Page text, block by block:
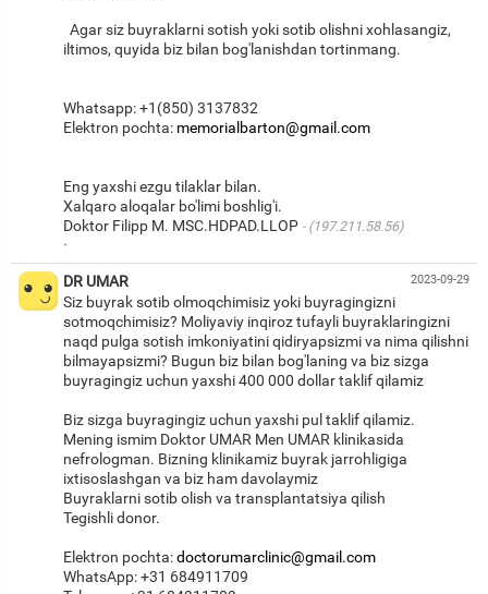
Agar siz buyraklarni sotish yoki sotib olishni xohlasangiz,
iltimos, quyida biz bilan bog'lanishdan tortinmang.
Whatsapp: +1(850) 3137832
Elektron pochta: memorialbarton@gmail.com
Eng yaxshi ezgu tilaklar bilan.
Xalqaro aloqalar bo'limi boshlig'i.
Doktor Filipp M. MSC.HDPAD.LLOP
(197.211.58.56)
·
2023-09-29
DR UMAR
Siz buyrak sotib olmoqchimisiz yoki buyragingizni
sotmoqchimisiz? Moliyaviy inqiroz tufayli buyraklaringizni
naqd pulga sotish imkoniyatini qidiryapsizmi va nima qilishni
bilmayapsizmi? Bugun biz bilan bog'laning va biz sizga
buyragingiz uchun yaxshi 400 000 dollar taklif qilamiz
Biz sizga buyragingiz uchun yaxshi pul taklif qilamiz.
Mening ismim Doktor UMAR Men UMAR klinikasida
nefrologman. Bizning klinikamiz buyrak jarrohligiga
ixtisoslashgan va biz ham davolaymiz
Buyraklarni sotib olish va transplantatsiya qilish
Tegishli donor.
Elektron pochta:doctorumarclinic@gmail.com
WhatsApp: +31 684911709